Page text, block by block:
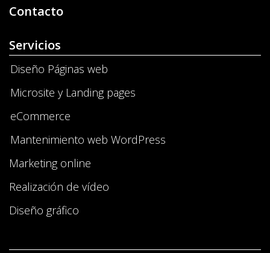
Contacto
Servicios
Diseño Páginas web
Microsite y Landing pages
eCommerce
Mantenimiento web WordPress
Marketing online
Realización de vídeo
Diseño gráfico